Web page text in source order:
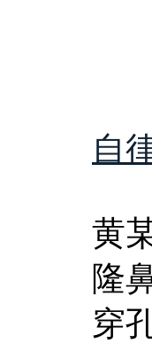
自
黄
隆
穿